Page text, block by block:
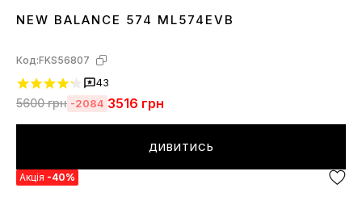
3637 3839404142 43 4445
NEW BALANCE 574 ML574EVB
Код:FKS56807
43
5600грн -2084 3516 грн
ДИВИТИСЬ
Акція -40%